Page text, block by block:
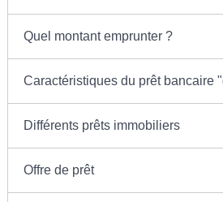
Quel montant emprunter ?
Caractéristiques du prêt bancaire
Différents prêts immobiliers
Offre de prêt